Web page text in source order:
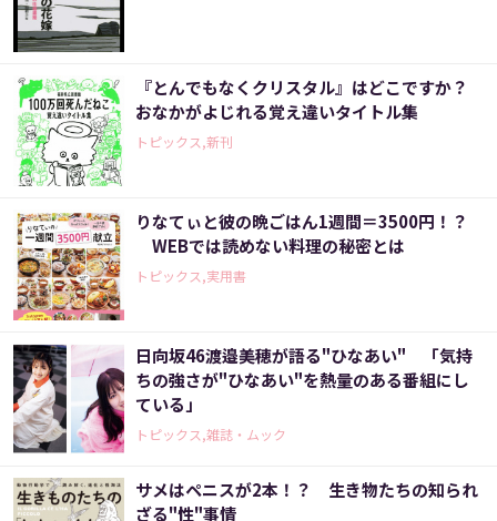
『とんでもなくクリスタル』はどこですか？
おなかがよじれる覚え違いタイトル集
トピックス,新刊
りなてぃと彼の晩ごはん1週間＝3500円！？
WEBでは読めない料理の秘密とは
トピックス,実用書
日向坂46渡邉美穂が語る"ひなあい" 「気持
ちの強さが"ひなあい"を熱量のある番組にし
ている」
トピックス,雑誌・ムック
サメはペニスが2本！？ 生き物たちの知られ
ざる"性"事情